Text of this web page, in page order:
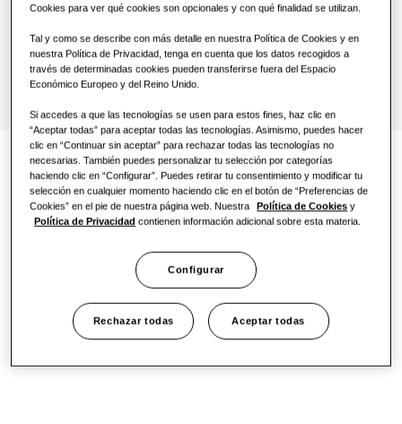
One Samsung
Efficient Climate Control
Windfree Health Silence
Encontrar un instalador
Menor PCA
La nueva gama EHS Split utiliza refrigerante R32. Este
atmosférico (PCA) en comparación con el modelo
anterior de EHS Split (AE120AXEDEH/EU), que contiene
refrigerante necesaria¹.
Cookies para ver qué cookies son opcionales y con qué finalidad se utilizan.
Tal y como se describe con más detalle en nuestra Política de Cookies y en
nuestra Política de Privacidad, tenga en cuenta que los datos recogidos a
través de determinadas cookies pueden transferirse fuera del Espacio
Económico Europeo y del Reino Unido.
Si accedes a que las tecnologías se usen para estos fines, haz clic en
“Aceptar todas” para aceptar todas las tecnologías. Asimismo, puedes hacer
clic en “Continuar sin aceptar” para rechazar todas las tecnologías no
necesarias. También puedes personalizar tu selección por categorías
haciendo clic en “Configurar”. Puedes retirar tu consentimiento y modificar tu
selección en cualquier momento haciendo clic en el botón de “Preferencias de
Cookies” en el pie de nuestra página web. Nuestra
Política de Cookies y
Política de Privacidad contienen información adicional sobre esta materia.
Configurar
Rechazar todas Aceptar todas